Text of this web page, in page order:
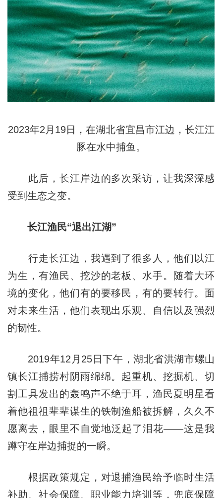
2023年2月19日，在湖北省宜昌市江边，长江江
豚在水中捕鱼。
此后，长江岸边的多次采访，让我深深感
受到生态之变。
长江渔民“退出江湖”
行走长江边，我遇到了很多人，他们以江
为生，有渔民、挖沙的老板、水手。随着大环
境的变化，他们有的要移民，有的要转行。面
对未来生活，他们表现出乐观、自信以及强烈
的韧性。
2019年12月25日下午，湖北省洪湖市螺山
镇长江捕捞村阴雨绵绵。起重机、挖掘机、切
割工具发出的轰鸣声不绝于耳，渔民夏明星看
着他祖祖辈辈谋生的铁制渔船被拆解，久久不
愿离去，眼里不自觉地泛起了泪花——这是我
蹲守在岸边捕捉的一瞬。
根据政策规定，对退捕渔民给予临时生活
补助、社会保障、职业能力培训等，兜底保障